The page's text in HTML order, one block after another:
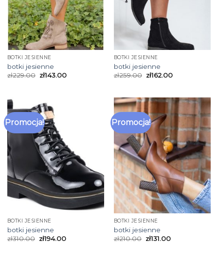
BOTKI JESIENNE
botki jesienne
zł229.00 zł143.00
BOTKI JESIENNE
botki jesienne
zł259.00 zł162.00
Promocja!
BOTKI JESIENNE
botki jesienne
zł310.00 zł194.00
Promocja!
BOTKI JESIENNE
botki jesienne
zł210.00 zł131.00